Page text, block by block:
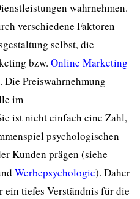
wahrnehmen.
verschiedene Faktoren
selbst, die
bzw. Online Marketing
Die Preiswahrnehmung
im
ist nicht einfach eine Zahl,
psychologischen
Kunden prägen (siehe
Werbepsychologie). Daher
ein tiefes Verständnis für die